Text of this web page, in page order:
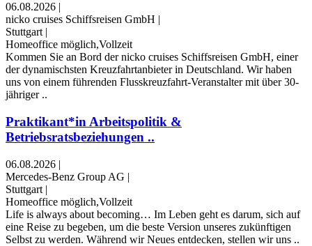
06.08.2026 |
nicko cruises Schiffsreisen GmbH |
Stuttgart |
Homeoffice möglich,Vollzeit
Kommen Sie an Bord der nicko cruises Schiffsreisen GmbH, einer
der dynamischsten Kreuzfahrtanbieter in Deutschland. Wir haben
uns von einem führenden Flusskreuzfahrt-Veranstalter mit über 30-
jähriger ..
Praktikant*in Arbeitspolitik &
Betriebsratsbeziehungen ..
06.08.2026 |
Mercedes-Benz Group AG |
Stuttgart |
Homeoffice möglich,Vollzeit
Life is always about becoming… Im Leben geht es darum, sich auf
eine Reise zu begeben, um die beste Version unseres zukünftigen
Selbst zu werden. Während wir Neues entdecken, stellen wir uns ..